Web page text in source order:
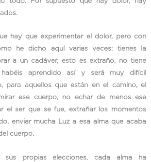
hay que experimentar el dolor, pero con
he dicho aquí varias veces: tienes la
a un cadáver, esto es extraño, no tiene
aprendido así y será muy difícil
para aquellos que están en el camino, el
ese cuerpo, no echar de menos ese
el ser que se fue, extrañar los momentos
enviar mucha Luz a esa alma que acaba
cuerpo.
sus propias elecciones, cada alma ha